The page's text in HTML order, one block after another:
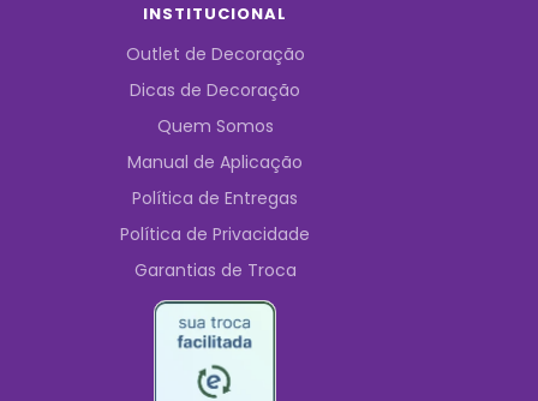
INSTITUCIONAL
Outlet de Decoração
Dicas de Decoração
Quem Somos
Manual de Aplicação
Política de Entregas
Política de Privacidade
Garantias de Troca